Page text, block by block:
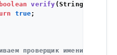
boolean verify (String
true;
проверщик имени хоста